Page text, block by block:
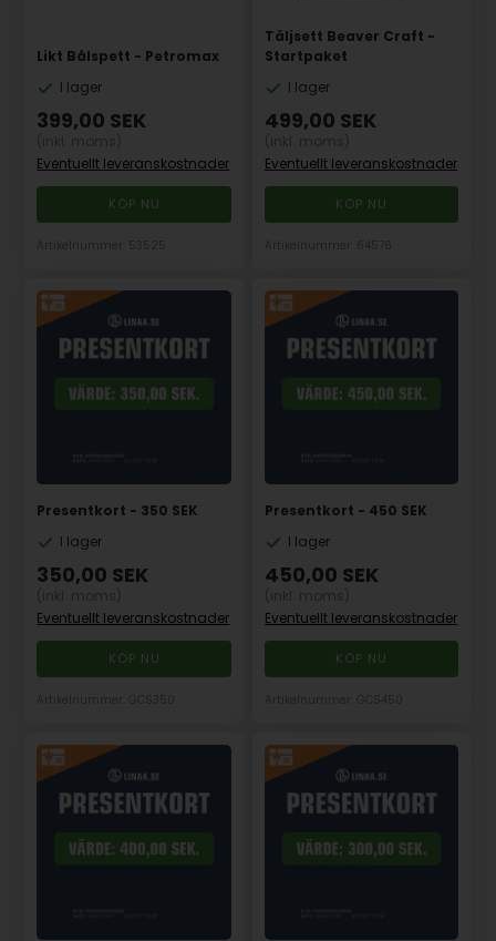
Likt Bålspett - Petromax
I lager
399,00 SEK
Eventuellt leveranskostnader
Täljsett Beaver Craft -
Startpaket
I lager
499,00 SEK
Eventuellt leveranskostnader
Presentkort - 350 SEK
I lager
350,00 SEK
Eventuellt leveranskostnader
Presentkort - 450 SEK
I lager
450,00 SEK
Eventuellt leveranskostnader